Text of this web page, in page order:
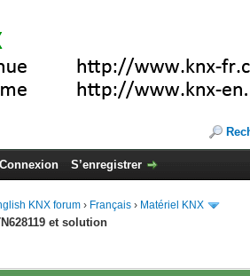
Connexion S’enregistrer
KNX forum › Français › Matériel KNX
et solution